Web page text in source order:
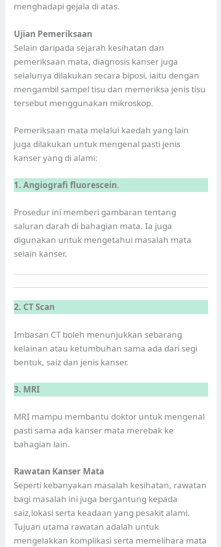
menghadapi gejala di atas.
Ujian Pemeriksaan
Selain daripada sejarah kesihatan dan
pemeriksaan mata, diagnosis kanser juga
selalunya dilakukan secara biposi, iaitu dengan
mengambil sampel tisu dan memeriksa jenis tisu
tersebut menggunakan mikroskop.
Pemeriksaan mata melalui kaedah yang lain
juga dilakukan untuk mengenal pasti jenis
kanser yang di alami:
1. Angiografi fluorescein.
Prosedur ini memberi gambaran tentang
saluran darah di bahagian mata. Ia juga
digunakan untuk mengetahui masalah mata
selain kanser.
2. CT Scan
Imbasan CT boleh menunjukkan sebarang
kelainan atau ketumbuhan sama ada dari segi
bentuk, saiz dan jenis kanser.
3. MRI
MRI mampu membantu doktor untuk mengenal
pasti sama ada kanser mata merebak ke
bahagian lain.
Rawatan Kanser Mata
Seperti kebanyakan masalah kesihatan, rawatan
bagi masalah ini juga bergantung kepada
saiz,lokasi serta keadaan yang pesakit alami.
Tujuan utama rawatan adalah untuk
mengelakkan komplikasi serta memelihara mata